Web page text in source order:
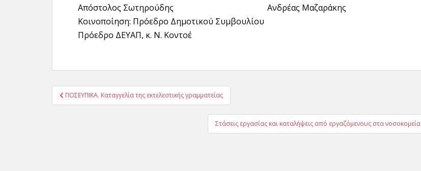
Απόστολος Σωτηρούδης Ανδρέας Μαζαράκης
Κοινοποίηση: Πρόεδρο Δημοτικού Συμβουλίου
Πρόεδρο ΔΕΥΑΠ, κ. Ν. Κοντοέ
Πλοήγηση
άρθρων
ΠΟΣΕΥΠΙΚΑ. Καταγγελία της εκτελεστικής γραμματείας
Στάσεις εργασίας και καταλήψεις από εργαζόμενους στα νοσοκομεία